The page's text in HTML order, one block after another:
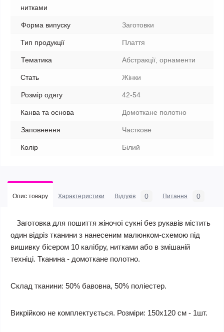
нитками
Форма випуску Заготовки
Тип продукції Плаття
Тематика Абстракції, орнаменти
Стать Жінки
Розмір одягу 42-54
Канва та основа Домоткане полотно
Заповнення Часткове
Колір Білий
Опис товару Характеристики Відгуків 0 Питання 0
Заготовка для пошиття жіночої сукні без рукавів містить
один відріз тканини з нанесеним малюнком-схемою під
вишивку бісером 10 калібру, нитками або в змішаній
техніці. Тканина - домоткане полотно.
Склад тканини: 50% бавовна, 50% поліестер.
Викрійкою не комплектується. Розміри: 150х120 см - 1шт.